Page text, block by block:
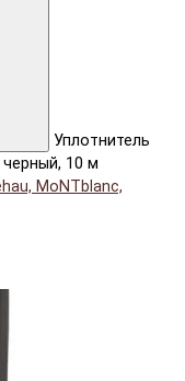
Уплотнитель
10 м